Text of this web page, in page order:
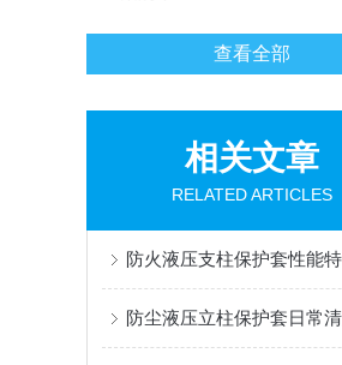
查看全部
相关文章
RELATED ARTICLES